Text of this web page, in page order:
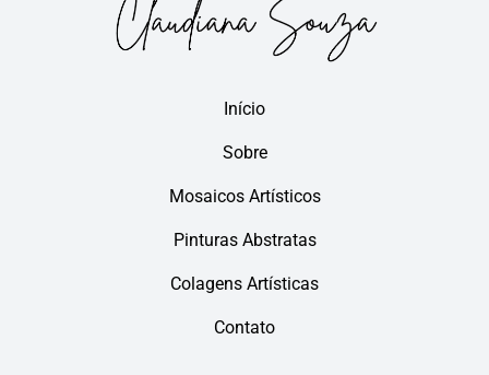
Início
Sobre
Mosaicos Artísticos
Pinturas Abstratas
Colagens Artísticas
Contato